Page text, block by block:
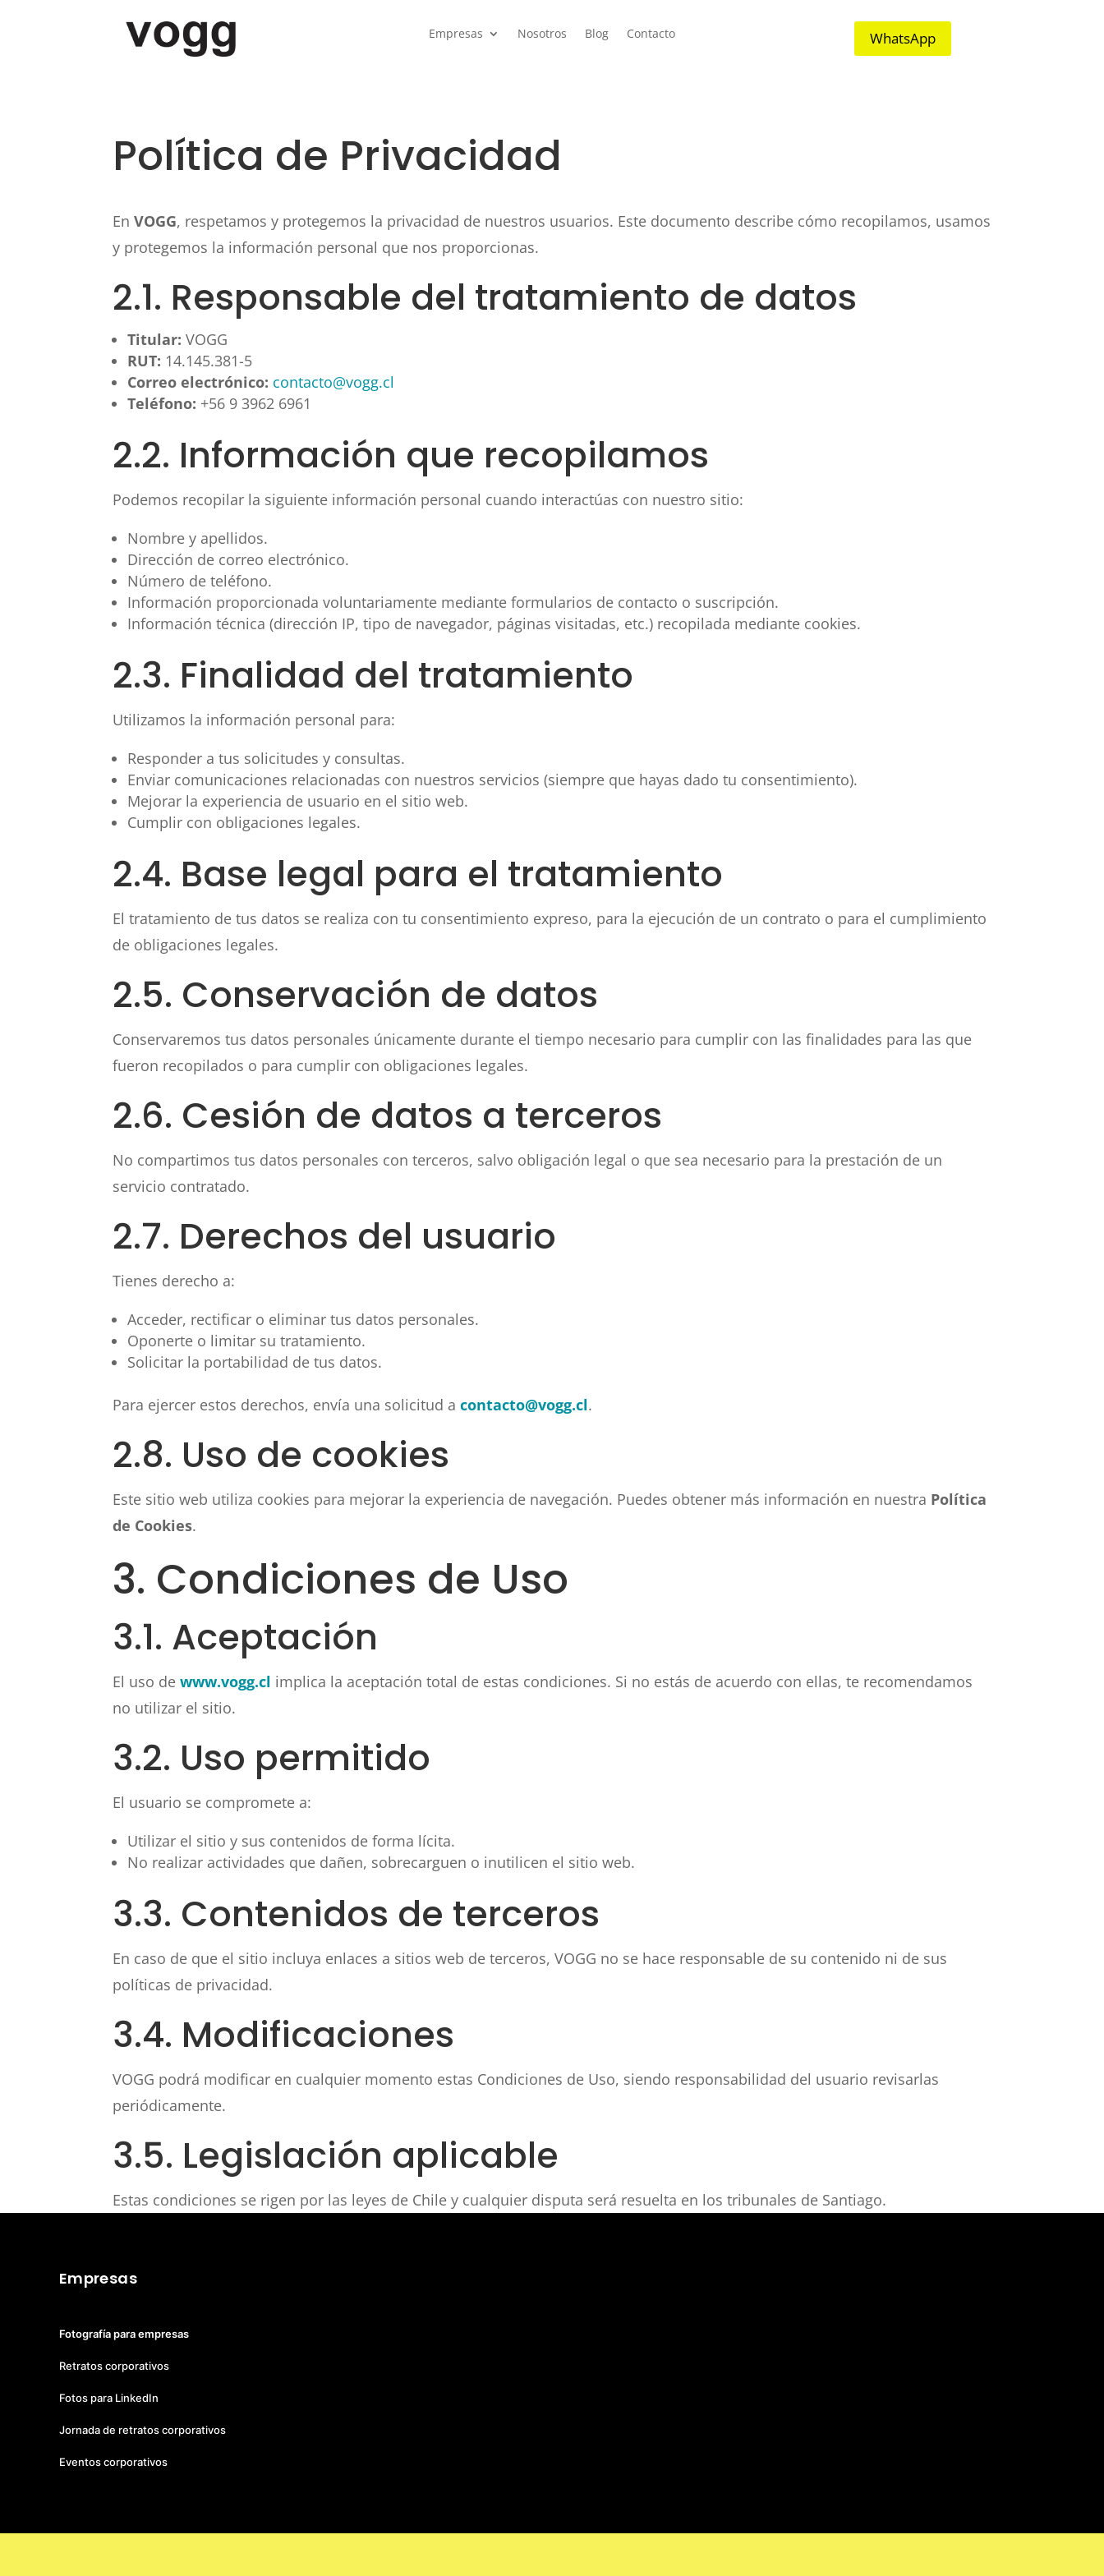
Empresas Nosotros Blog Contacto WhatsApp
Política de Privacidad
En VOGG, respetamos y protegemos la privacidad de nuestros usuarios. Este documento describe cómo recopilamos, usamos
y protegemos la información personal que nos proporcionas.
2.1. Responsable del tratamiento de datos
Titular: VOGG
RUT: 14.145.381-5
Correo electrónico: contacto@vogg.cl
Teléfono: +56 9 3962 6961
2.2. Información que recopilamos
Podemos recopilar la siguiente información personal cuando interactúas con nuestro sitio:
Nombre y apellidos.
Dirección de correo electrónico.
Número de teléfono.
Información proporcionada voluntariamente mediante formularios de contacto o suscripción.
Información técnica (dirección IP, tipo de navegador, páginas visitadas, etc.) recopilada mediante cookies.
2.3. Finalidad del tratamiento
Utilizamos la información personal para:
Responder a tus solicitudes y consultas.
Enviar comunicaciones relacionadas con nuestros servicios (siempre que hayas dado tu consentimiento).
Mejorar la experiencia de usuario en el sitio web.
Cumplir con obligaciones legales.
2.4. Base legal para el tratamiento
El tratamiento de tus datos se realiza con tu consentimiento expreso, para la ejecución de un contrato o para el cumplimiento
de obligaciones legales.
2.5. Conservación de datos
Conservaremos tus datos personales únicamente durante el tiempo necesario para cumplir con las finalidades para las que
fueron recopilados o para cumplir con obligaciones legales.
2.6. Cesión de datos a terceros
No compartimos tus datos personales con terceros, salvo obligación legal o que sea necesario para la prestación de un
servicio contratado.
2.7. Derechos del usuario
Tienes derecho a:
Acceder, rectificar o eliminar tus datos personales.
Oponerte o limitar su tratamiento.
Solicitar la portabilidad de tus datos.
Para ejercer estos derechos, envía una solicitud a contacto@vogg.cl.
2.8. Uso de cookies
Este sitio web utiliza cookies para mejorar la experiencia de navegación. Puedes obtener más información en nuestra Política
de Cookies.
3. Condiciones de Uso
3.1. Aceptación
El uso de www.vogg.cl implica la aceptación total de estas condiciones. Si no estás de acuerdo con ellas, te recomendamos
no utilizar el sitio.
3.2. Uso permitido
El usuario se compromete a:
Utilizar el sitio y sus contenidos de forma lícita.
No realizar actividades que dañen, sobrecarguen o inutilicen el sitio web.
3.3. Contenidos de terceros
En caso de que el sitio incluya enlaces a sitios web de terceros, VOGG no se hace responsable de su contenido ni de sus
políticas de privacidad.
3.4. Modificaciones
VOGG podrá modificar en cualquier momento estas Condiciones de Uso, siendo responsabilidad del usuario revisarlas
periódicamente.
3.5. Legislación aplicable
Estas condiciones se rigen por las leyes de Chile y cualquier disputa será resuelta en los tribunales de Santiago.
Empresas
Fotografía para empresas
Retratos corporativos
Fotos para LinkedIn
Jornada de retratos corporativos
Eventos corporativos